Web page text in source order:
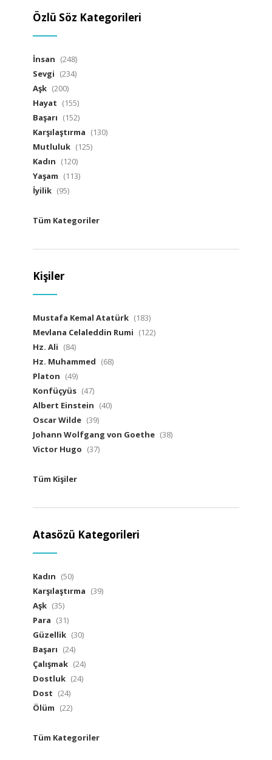
Özlü Söz Kategorileri
İnsan (248)
Sevgi (234)
Aşk (200)
Hayat (155)
Başarı (152)
Karşılaştırma (130)
Mutluluk (125)
Kadın (120)
Yaşam (113)
İyilik (95)
Tüm Kategoriler
Kişiler
Mustafa Kemal Atatürk (183)
Mevlana Celaleddin Rumi (122)
Hz. Ali (84)
Hz. Muhammed (68)
Platon (49)
Konfüçyüs (47)
Albert Einstein (40)
Oscar Wilde (39)
Johann Wolfgang von Goethe (38)
Victor Hugo (37)
Tüm Kişiler
Atasözü Kategorileri
Kadın (50)
Karşılaştırma (39)
Aşk (35)
Para (31)
Güzellik (30)
Başarı (24)
Çalışmak (24)
Dostluk (24)
Dost (24)
Ölüm (22)
Tüm Kategoriler